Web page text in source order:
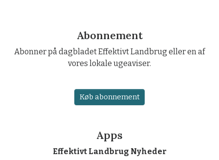
Abonnement
Abonner på dagbladet Effektivt Landbrug eller en af
vores lokale ugeaviser.
Køb abonnement
Apps
Effektivt Landbrug Nyheder